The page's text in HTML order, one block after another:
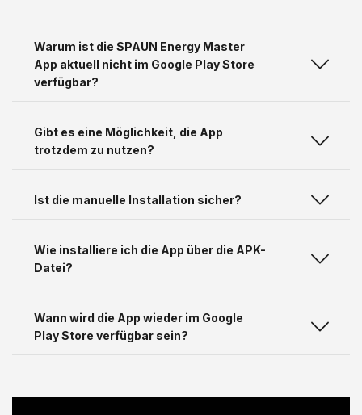
Warum ist die SPAUN Energy Master
App aktuell nicht im Google Play Store
verfügbar?
Gibt es eine Möglichkeit, die App
trotzdem zu nutzen?
Ist die manuelle Installation sicher?
Wie installiere ich die App über die APK-
Datei?
Wann wird die App wieder im Google
Play Store verfügbar sein?